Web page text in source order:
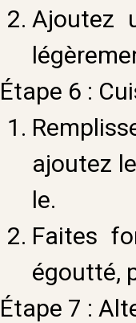
Ajoutez
Étape 6 :
ajoutez
le.
Faites
égoutté,
Étape 7 :